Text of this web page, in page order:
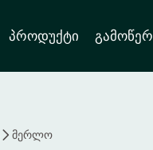
პროდუქტი
მერლო